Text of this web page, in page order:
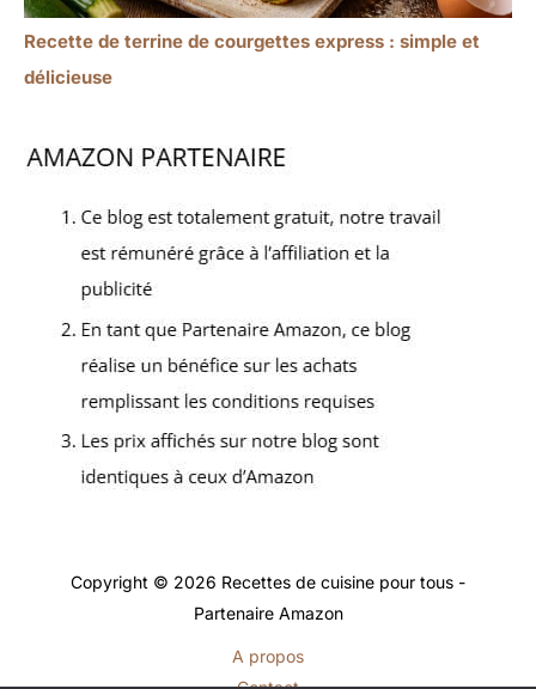
Recette de terrine de courgettes express : simple et
délicieuse
Copyright © 2026 Recettes de cuisine pour tous -
Partenaire Amazon
A propos